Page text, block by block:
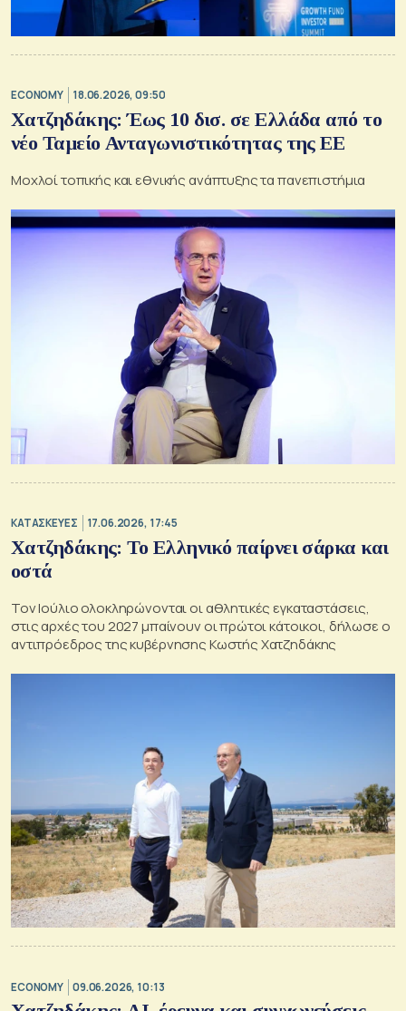
ECONOMY 18.06.2026, 09:50
Χατζηδάκης: Έως 10 δισ. σε Ελλάδα από το
νέο Ταμείο Ανταγωνιστικότητας της ΕΕ
Μοχλοί τοπικής και εθνικής ανάπτυξης τα πανεπιστήμια
ΚΑΤΑΣΚΕΥΕΣ 17.06.2026, 17:45
Χατζηδάκης: Το Ελληνικό παίρνει σάρκα και
οστά
Τον Ιούλιο ολοκληρώνονται οι αθλητικές εγκαταστάσεις,
στις αρχές του 2027 μπαίνουν οι πρώτοι κάτοικοι, δήλωσε ο
αντιπρόεδρος της κυβέρνησης Κωστής Χατζηδάκης
ECONOMY 09.06.2026, 10:13